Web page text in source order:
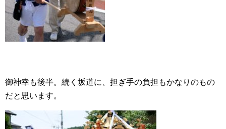
御神幸も後半。続く坂道に、担ぎ手の負担もかなりのもの
だと思います。